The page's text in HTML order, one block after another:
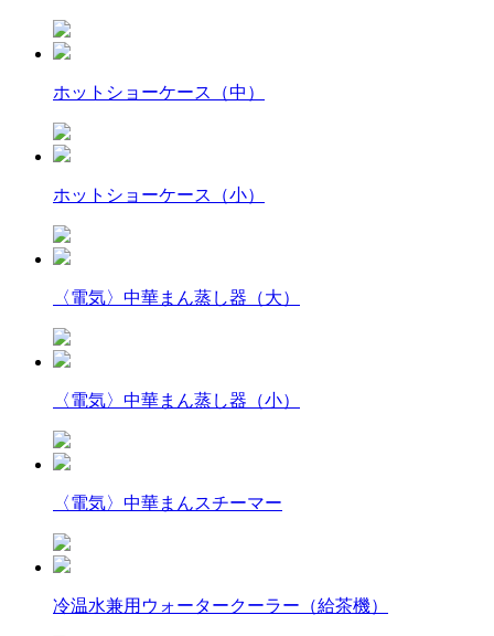
ホットショーケース（中）
ホットショーケース（小）
〈電気〉中華まん蒸し器（大）
〈電気〉中華まん蒸し器（小）
〈電気〉中華まんスチーマー
冷温水兼用ウォータークーラー（給茶機）